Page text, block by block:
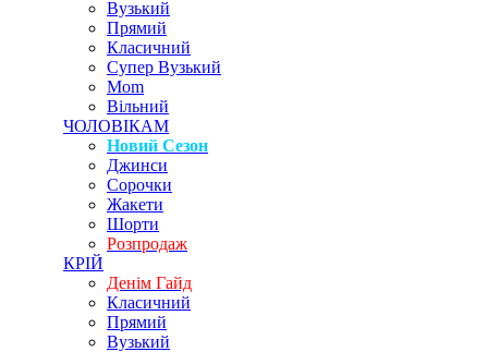
Вузький
Прямий
Класичний
Супер Вузький
Mom
Вільний
ЧОЛОВІКАМ
Новий Сезон
Джинси
Сорочки
Жакети
Шорти
Розпродаж
КРІЙ
Денім Гайд
Класичний
Прямий
Вузький